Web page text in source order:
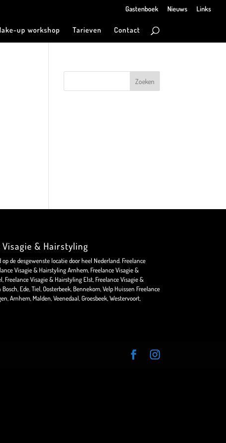
Gastenboek Nieuws Links
up workshop Tarieven Contact
& Hairstyling
de desgewenste locatie door heel Nederland. Freelance
Visagie & Hairstyling Arnhem, Freelance Visagie &
Freelance Visagie & Hairstyling Elst, Freelance Visagie &
Ede, Tiel, Oosterbeek, Bennekom, Velp Huissen Freelance
Arnhem, Malden, Veenedaal, Groesbeek, Westervoort,